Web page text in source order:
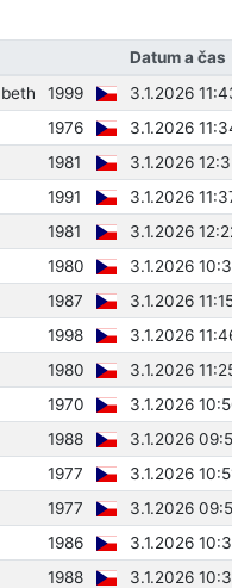
Datum a čas
1999
3.1.2026
1976
3.1.2026
1981
3.1.2026
1991
3.1.2026
1981
3.1.2026
1980
3.1.2026
1987
3.1.2026
1998
3.1.2026
1980
3.1.2026
1970
3.1.2026
1988
3.1.2026
1977
3.1.2026
1977
3.1.2026
1986
3.1.2026
1988
3.1.2026